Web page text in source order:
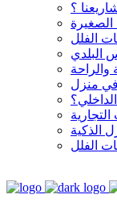
؟
الفلل
البلدي
والراحة
في منزل
الذكية
الفلل